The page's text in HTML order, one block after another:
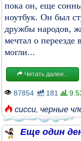
пока он, еще
ноутбук. Он был
дружбы народов,
мечтал о переезде
могли...
Читать далее...
87854 181
сисси, черные
Еще один